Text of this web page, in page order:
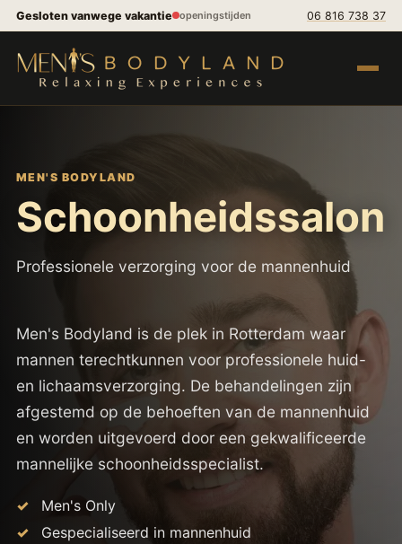
Spring naar inhoud
Gesloten vanwege vakantie openingstijden 06 816 738 37
Menu
MEN'S BODYLAND
Schoonheidssalon
Professionele verzorging voor de mannenhuid
Men's Bodyland is de plek in Rotterdam waar
mannen terechtkunnen voor professionele huid-
en lichaamsverzorging. De behandelingen zijn
afgestemd op de behoeften van de mannenhuid
en worden uitgevoerd door een gekwalificeerde
mannelijke schoonheidsspecialist.
Men's Only
Gespecialiseerd in mannenhuid